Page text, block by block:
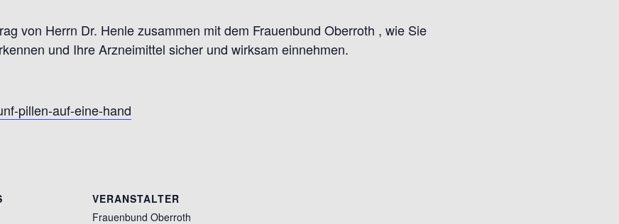
von Herrn Dr. Henle zusammen mit dem Frauenbund Oberroth , wie Sie
und Ihre Arzneimittel sicher und wirksam einnehmen.
pillen-auf-eine-hand
VERANSTALTER
Frauenbund Oberroth